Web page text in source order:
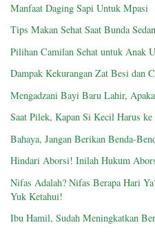
Manfaat Daging Sapi Untuk Mpasi
Tips Makan Sehat Saat Bunda
Pilihan Camilan Sehat untuk Anak
Dampak Kekurangan Zat Besi dan
Mengadzani Bayi Baru Lahir,
Saat Pilek, Kapan Si Kecil Harus ke
Bahaya, Jangan Berikan Benda-
Hindari Aborsi! Inilah Hukum
Nifas Adalah? Nifas Berapa Hari
Yuk Ketahui!
Ibu Hamil, Sudah Meningkatkan